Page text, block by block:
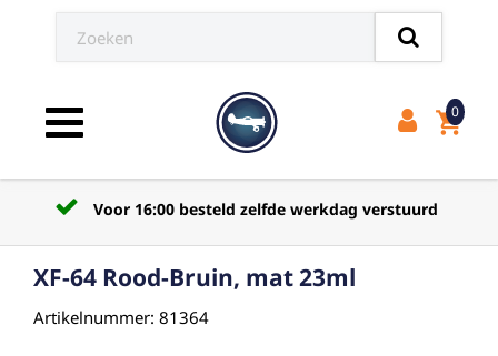
Toggle navigation shopping_cart
0
Voor 16:00 besteld zelfde werkdag verstuurd
XF-64 Rood-Bruin, mat 23ml
Artikelnummer: 81364